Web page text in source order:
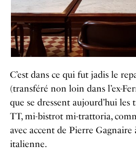
C’est dans ce qui fut jadis le
(transféré non loin dans l’ex-
que se dressent aujourd’hui les
TT, mi-bistrot mi-trattoria,
avec accent de Pierre Gagnaire
italienne.